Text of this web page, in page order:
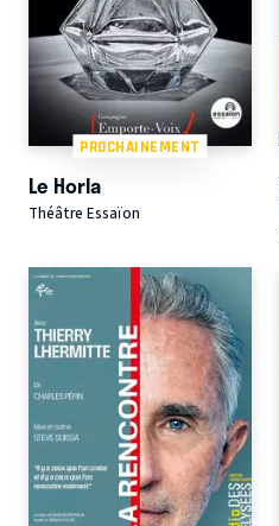
PROCHAINEMENT
Le Horla
Théâtre Essaïon